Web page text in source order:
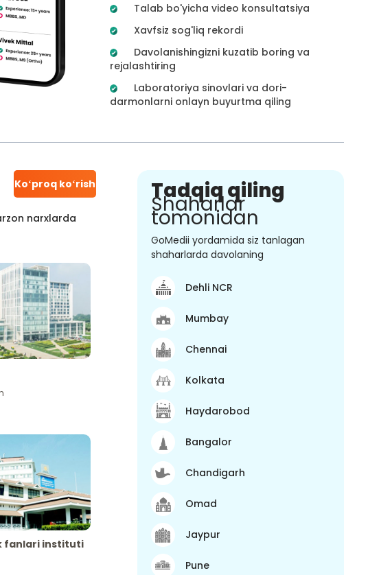
Talab bo'yicha video konsultatsiya
Xavfsiz sog'liq rekordi
Davolanishingizni kuzatib boring va
rejalashtiring
Laboratoriya sinovlari va dori-
darmonlarni onlayn buyurtma qiling
Koʻproq koʻrish
narxlarda
fanlari instituti
Tadqiq qiling
Shaharlar
tomonidan
GoMedii yordamida siz tanlagan
shaharlarda davolaning
Dehli NCR
Mumbay
Chennai
Kolkata
Haydarobod
Bangalor
Chandigarh
Omad
Jaypur
Pune